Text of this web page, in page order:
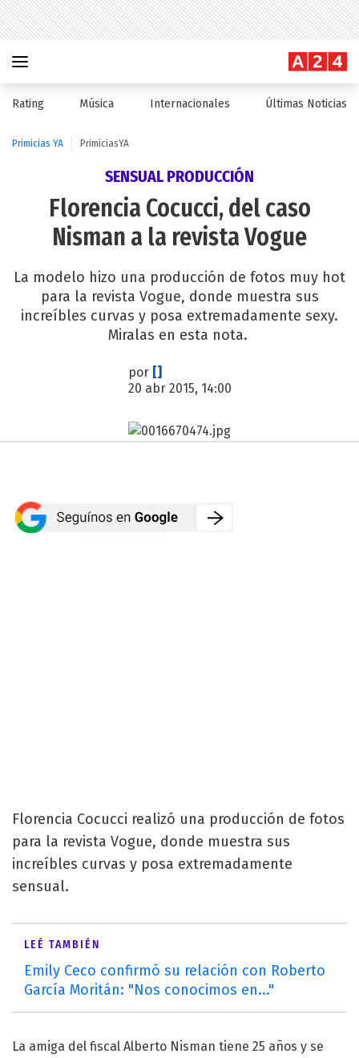
Rating Música Internacionales Últimas Noticias
Primicias YA PrimiciasYA
SENSUAL PRODUCCIÓN
Florencia Cocucci, del caso
Nisman a la revista Vogue
La modelo hizo una producción de fotos muy hot
para la revista Vogue, donde muestra sus
increíbles curvas y posa extremadamente sexy.
Miralas en esta nota.
por []
20 abr 2015, 14:00
Florencia Cocucci realizó una producción de fotos
para la revista Vogue, donde muestra sus
increíbles curvas y posa extremadamente
sensual.
LEÉ TAMBIÉN
Emily Ceco confirmó su relación con Roberto
García Moritán: "Nos conocimos en..."
La amiga del fiscal Alberto Nisman tiene 25 años y se